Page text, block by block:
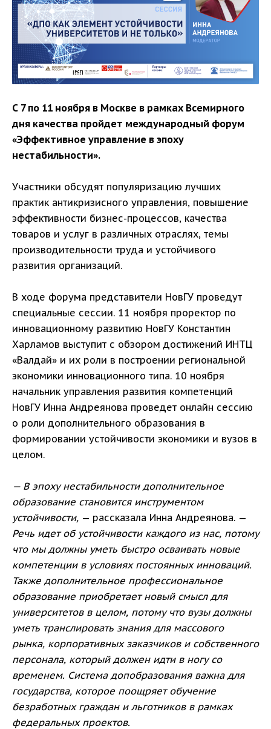
С 7 по 11 ноября в Москве в рамках Всемирного
дня качества пройдет международный форум
«Эффективное управление в эпоху
нестабильности».
Участники обсудят популяризацию лучших
практик антикризисного управления, повышение
эффективности бизнес-процессов, качества
товаров и услуг в различных отраслях, темы
производительности труда и устойчивого
развития организаций.
В ходе форума представители НовГУ проведут
специальные сессии. 11 ноября проректор по
инновационному развитию НовГУ Константин
Харламов выступит с обзором достижений ИНТЦ
«Валдай» и их роли в построении региональной
экономики инновационного типа. 10 ноября
начальник управления развития компетенций
НовГУ Инна Андреянова проведет онлайн сессию
о роли дополнительного образования в
формировании устойчивости экономики и вузов в
целом.
— В эпоху нестабильности дополнительное
образование становится инструментом
устойчивости, — рассказала Инна Андреянова. —
Речь идет об устойчивости каждого из нас, потому
что мы должны уметь быстро осваивать новые
компетенции в условиях постоянных инноваций.
Также дополнительное профессиональное
образование приобретает новый смысл для
университетов в целом, потому что вузы должны
уметь транслировать знания для массового
рынка, корпоративных заказчиков и собственного
персонала, который должен идти в ногу со
временем. Система допобразования важна для
государства, которое поощряет обучение
безработных граждан и льготников в рамках
федеральных проектов.